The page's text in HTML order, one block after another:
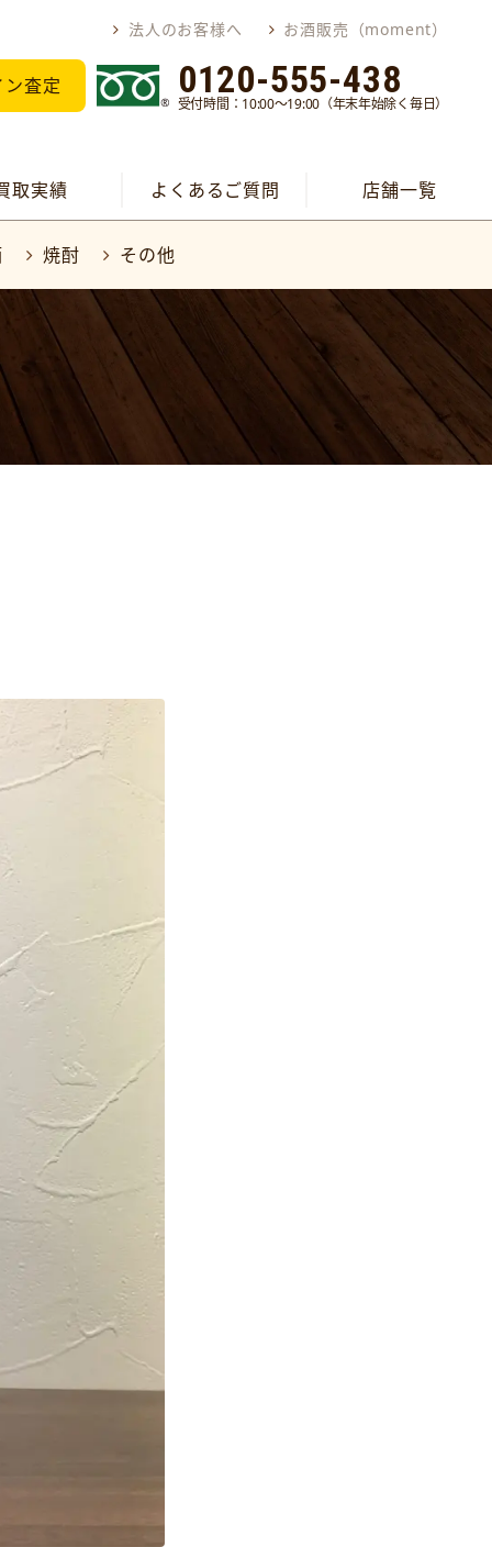
法人のお客様へ お酒販売（moment）
査定 0120-555-438
受付時間：10:00～19:00（年末年始除く毎日）
取実績 よくあるご質問 店舗一覧
焼酎 その他